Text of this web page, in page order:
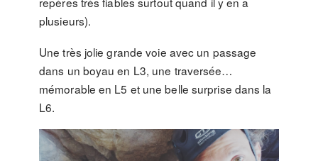
plusieurs).
Une très jolie grande voie avec un passage
dans un boyau en L3, une traversée…
mémorable en L5 et une belle surprise dans la
L6.